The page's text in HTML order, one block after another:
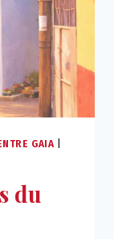
GAIA
du